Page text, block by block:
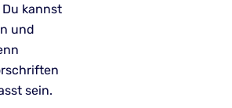
kannst
und
sein.